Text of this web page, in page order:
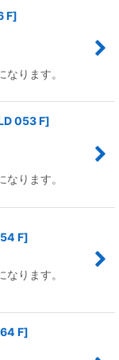
F]
ります。
053 F]
ります。
F]
ります。
F]